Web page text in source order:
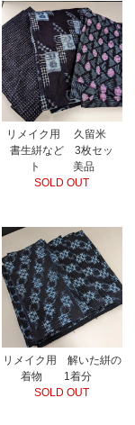
リメイク用 久留米
書生絣など 3枚セッ
ト 美品
SOLD OUT
リメイク用 解いた絣の
着物 1着分
SOLD OUT